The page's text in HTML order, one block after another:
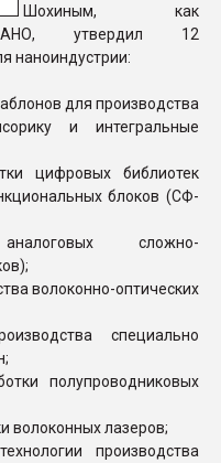
Шохиным, как
утвердил 12
наноиндустрии:
для производства
и интегральные
цифровых библиотек
блоков (СФ-
сложно-
волоконно-оптических
специально
полупроводниковых
волоконных лазеров;
производства